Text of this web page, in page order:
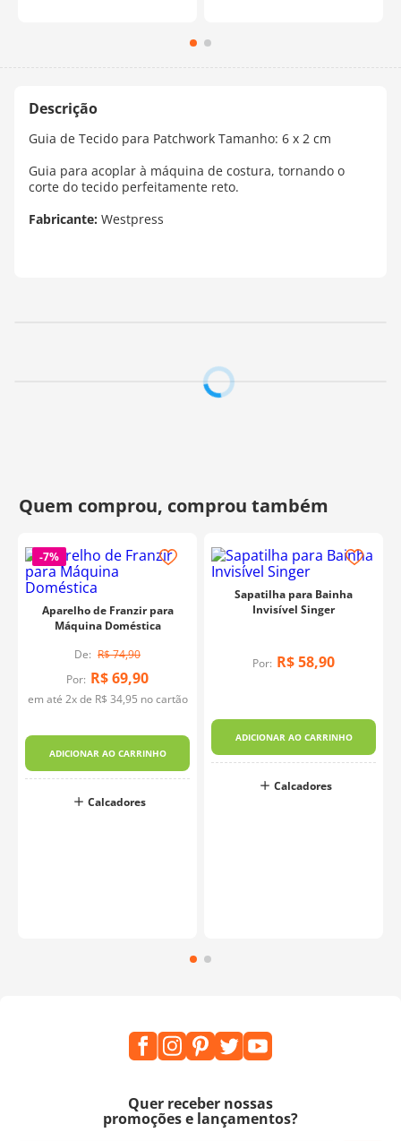
Guia de Tecido para Patchwork Tamanho: 6 x 2 cm
Guia para acoplar à máquina de costura, tornando o
corte do tecido perfeitamente reto.
Fabricante: Westpress
-7%
Aparelho de Franzir para
Máquina Doméstica
R$74,90
Por: R$69,90
em até 2x de R$ 34,95 no cartão
ADICIONAR AO CARRINHO
Calcadores
Sapatilha para Bainha
Invisível Singer
Por: R$58,90
ADICIONAR AO CARRINHO
Calcadores
Quer receber nossas
promoções e lançamentos?